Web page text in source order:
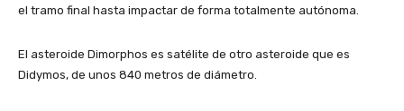
el tramo final hasta impactar de forma totalmente autónoma.
El asteroide Dimorphos es satélite de otro asteroide que es
Didymos, de unos 840 metros de diámetro.